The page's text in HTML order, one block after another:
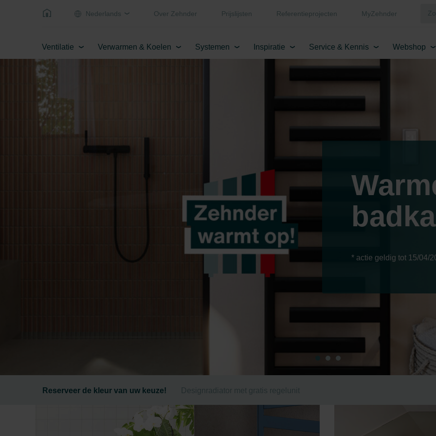
Nederlands Over Zehnder Prijslijsten Referentieprojecten MyZehnder
Ventilatie Verwarmen & Koelen Systemen Inspiratie Service & Kennis Webshop
* actie geldig tot 15/04/
Reserveer de kleur van uw keuze! Designradiator met gratis regelunit